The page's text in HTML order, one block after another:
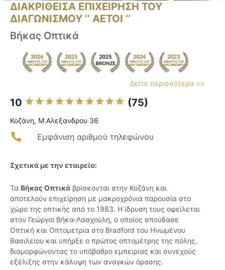
ΔΙΑΚΡΙΘΕΙΣΑ ΕΠΙΧΕΙΡΗΣΗ ΤΟΥ
ΔΙΑΓΩΝΙΣΜΟΥ ‘’ ΑΕΤΟΙ ‘’
Βήκας Οπτικά
Δείτε περισσότερα >>
10 (75)
Κοζάνη, Μ.Αλεξανδρου 36
Εμφάνιση αριθμού τηλεφώνου
Σχετικά με την εταιρεία:
Τα Βήκας Οπτικά βρίσκονται στην Κοζάνη και
αποτελούν επιχείρηση με μακροχρόνια παρουσία στο
χώρο της οπτικής από το 1983. Η ίδρυση τους οφείλεται
στον Γεώργιο Βήκα-Λασχούλη, ο οποίος σπούδασε
Οπτική και Οπτομετρία στο Bradford του Ηνωμένου
Βασιλείου και υπήρξε ο πρώτος οπτομέτρης της πόλης,
διαμορφώνοντας το υπόβαθρο εμπειρίας και συνεχούς
εξέλιξης στην κάλυψη των αναγκών όρασης.